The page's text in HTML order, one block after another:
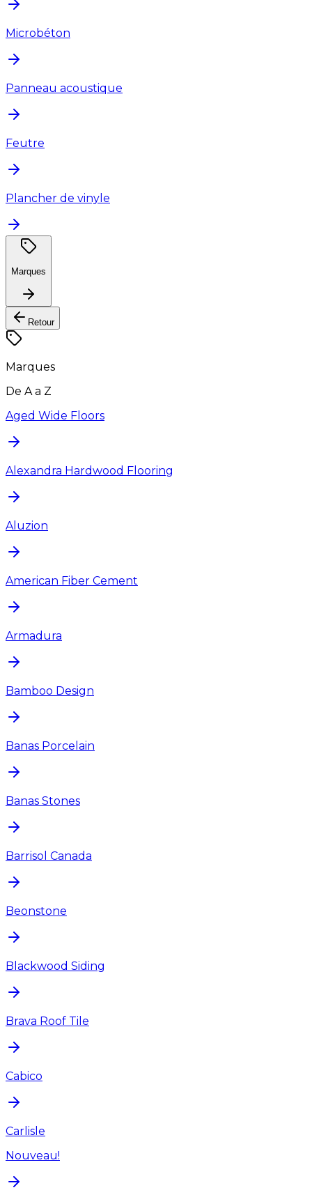
Microbéton
Panneau acoustique
Feutre
Plancher de vinyle
Marques
Retour
Marques
De A a Z
Aged Wide Floors
Alexandra Hardwood Flooring
Aluzion
American Fiber Cement
Armadura
Bamboo Design
Banas Porcelain
Banas Stones
Barrisol Canada
Beonstone
Blackwood Siding
Brava Roof Tile
Cabico
Carlisle
Nouveau!